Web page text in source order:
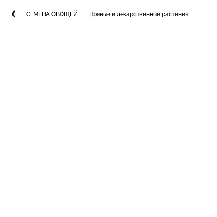
СЕМЕНА ОВОЩЕЙ Пряные и лекарственные растения